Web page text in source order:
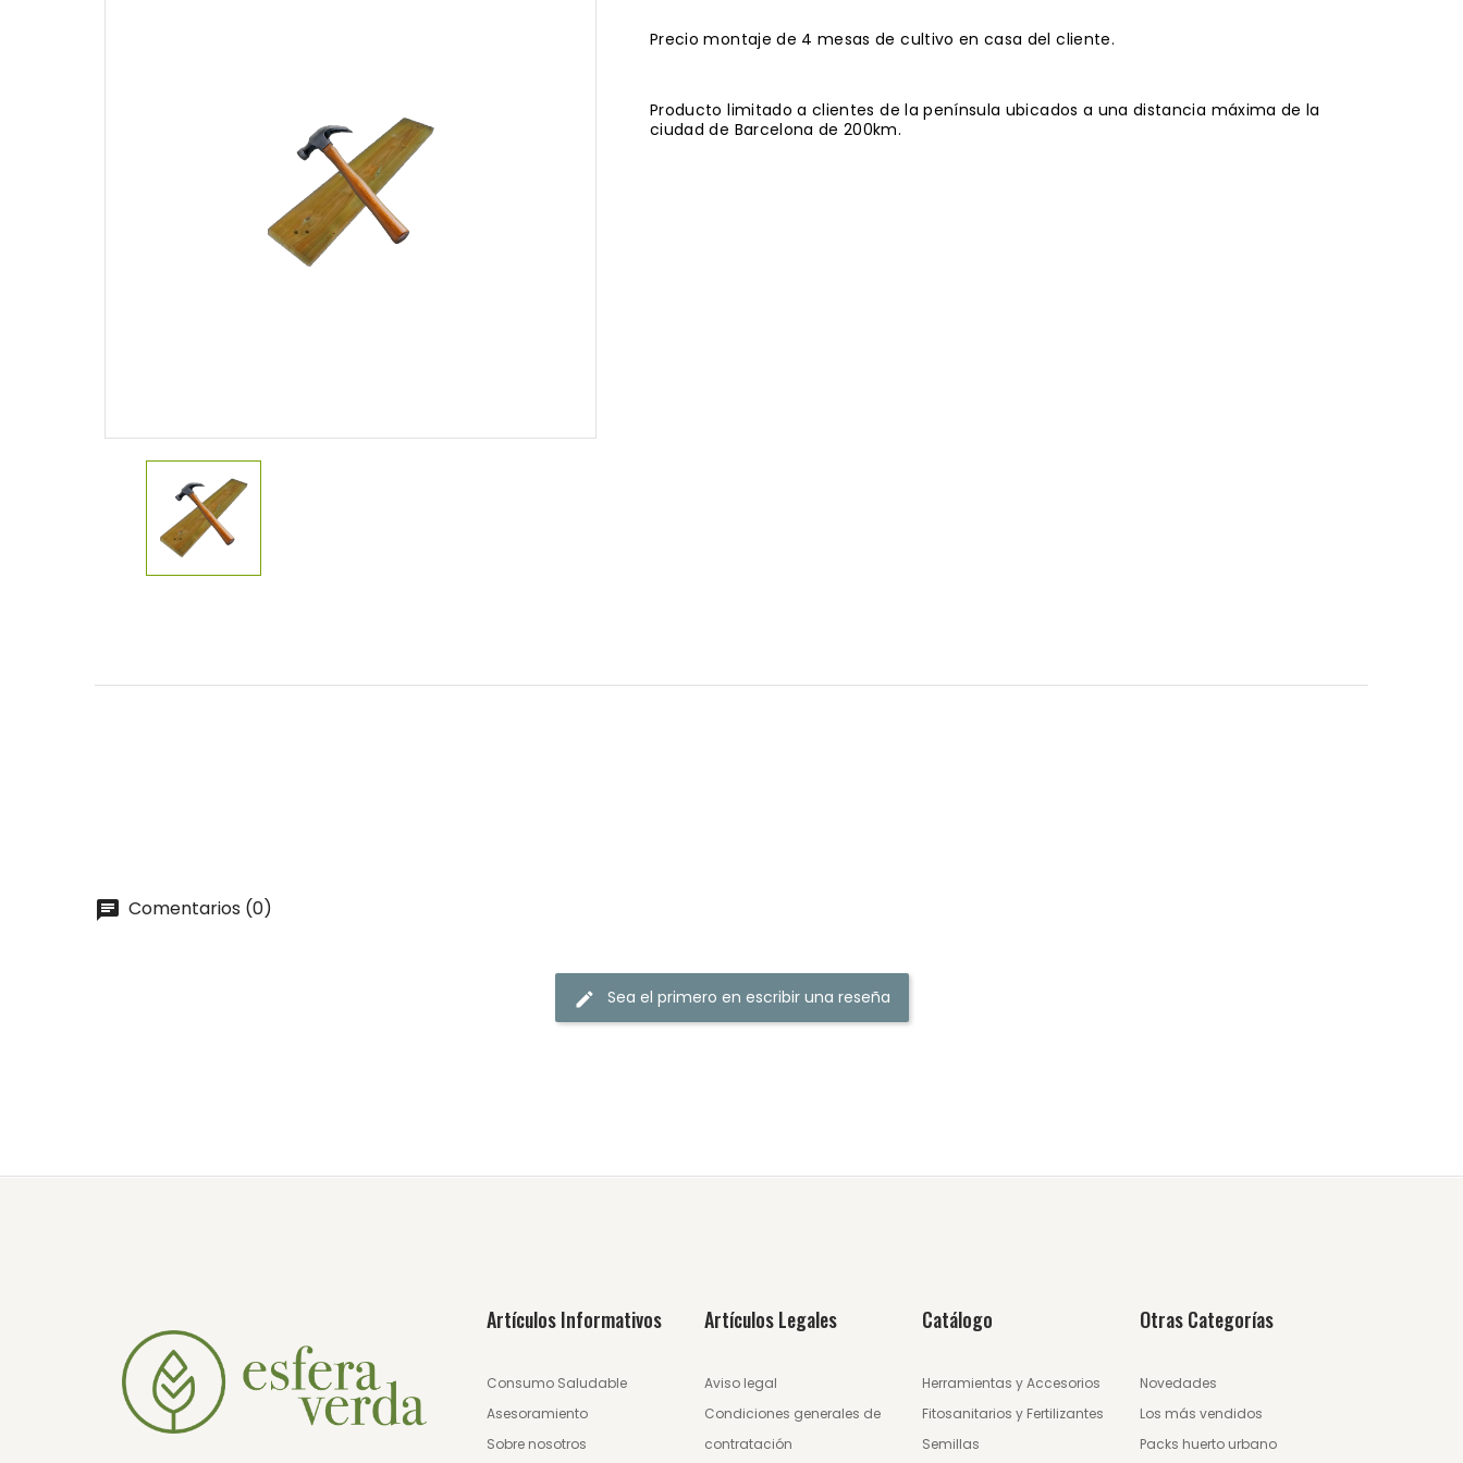
Precio montaje de 4 mesas de cultivo en casa del cliente.
Producto limitado a clientes de la península ubicados a una distancia máxima de la
ciudad de Barcelona de 200km.
Comentarios (0)
Sea el primero en escribir una reseña
Artículos Informativos
Consumo Saludable
Asesoramiento
Sobre nosotros
Artículos Legales
Aviso legal
Condiciones generales de
contratación
Catálogo
Herramientas y Accesorios
Fitosanitarios y Fertilizantes
Semillas
Otras Categorías
Novedades
Los más vendidos
Packs huerto urbano